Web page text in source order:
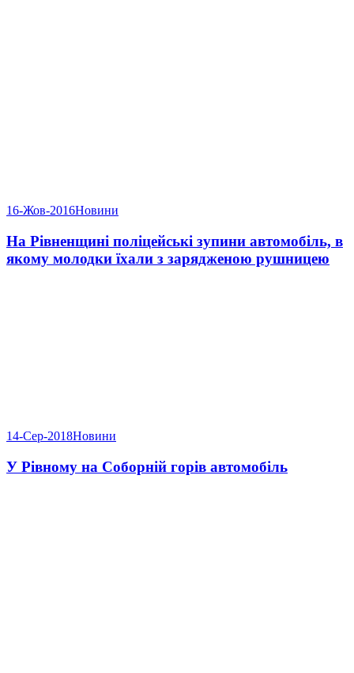
16-Жов-2016Новини
На Рівненщині поліцейські зупини автомобіль, в
якому молодки їхали з зарядженою рушницею
14-Сер-2018Новини
У Рівному на Соборній горів автомобіль